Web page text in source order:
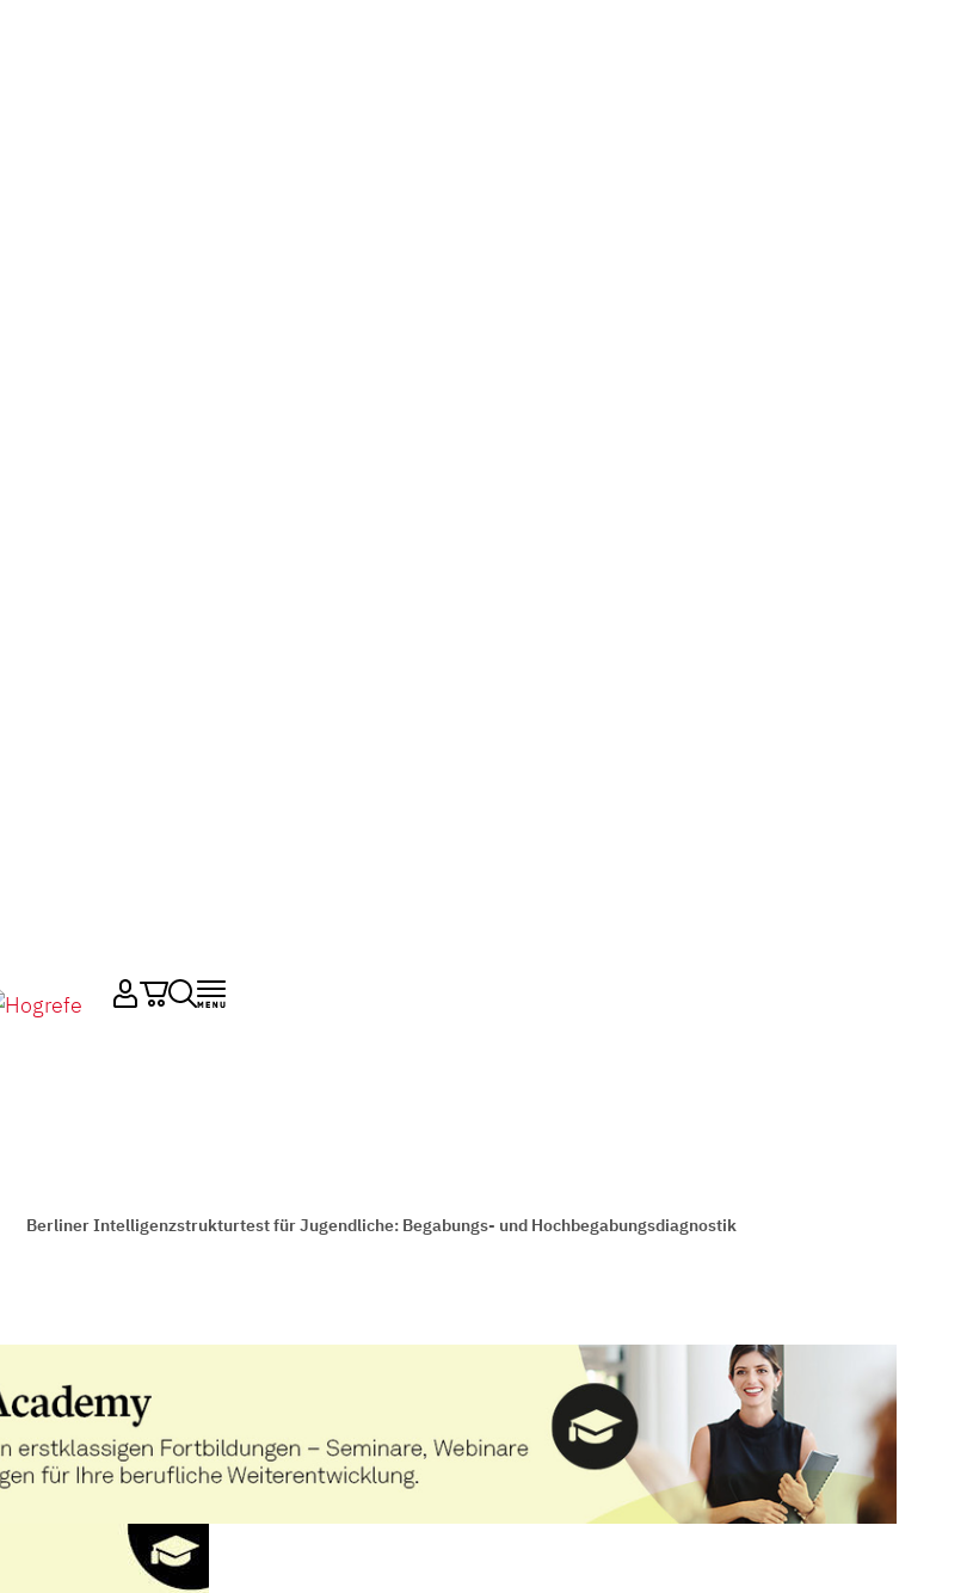
Berliner Intelligenzstrukturtest für Jugendliche: Begabungs- und Hochbegabungsdiagnostik